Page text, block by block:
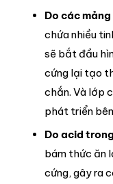
Do các
chứa nhiều
sẽ bắt đầu
cứng lại tạo
chắn. Và lớp
phát triển
Do acid
bám thức ăn
cứng, gây ra